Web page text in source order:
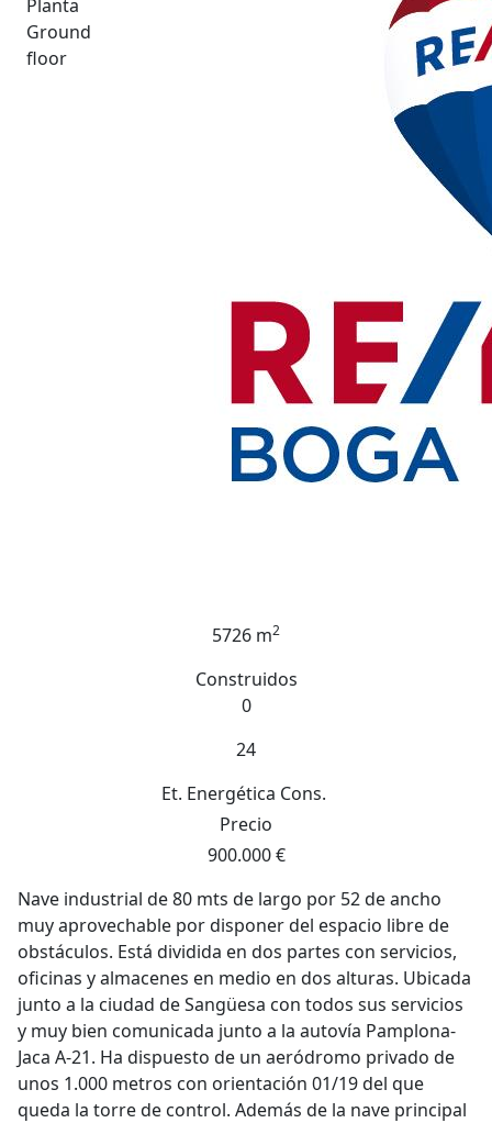
Planta
Ground
floor
5726 m2
Construidos
0
24
Et. Energética Cons.
Precio
900.000 €
Nave industrial de 80 mts de largo por 52 de ancho
muy aprovechable por disponer del espacio libre de
obstáculos. Está dividida en dos partes con servicios,
oficinas y almacenes en medio en dos alturas. Ubicada
junto a la ciudad de Sangüesa con todos sus servicios
y muy bien comunicada junto a la autovía Pamplona-
Jaca A-21. Ha dispuesto de un aeródromo privado de
unos 1.000 metros con orientación 01/19 del que
queda la torre de control. Además de la nave principal